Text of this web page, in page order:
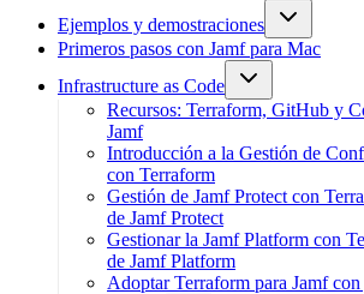
Ejemplos y demostraciones
Primeros pasos con Jamf para Mac
Infrastructure as Code
Recursos: Terraform, GitHub y
Jamf
Introducción a la Gestión de
con Terraform
Gestión de Jamf Protect con
de Jamf Protect
Gestionar la Jamf Platform con
de Jamf Platform
Adoptar Terraform para Jamf